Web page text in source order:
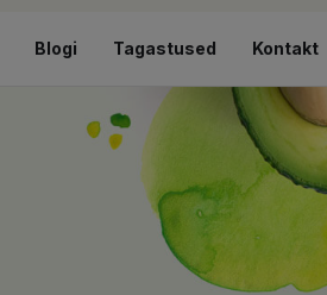
Blogi Tagastused Kontakt